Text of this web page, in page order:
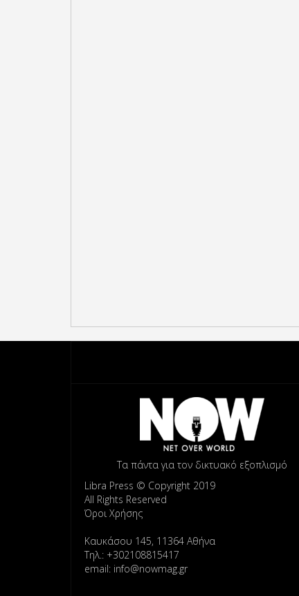
Τα πάντα για τον δικτυακό εξοπλισμό
Libra Press © Copyright 2019
All Rights Reserved
Όροι Χρήσης
Καυκάσου 145, 11364 Αθήνα
Τηλ.: +302108815417
email: info@nowmag.gr